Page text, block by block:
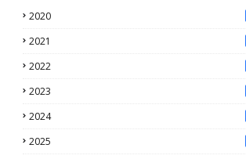
2020
2021
2022
2023
2024
2025